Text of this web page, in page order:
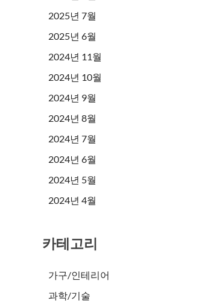
2025년 7월
2025년 6월
2024년 11월
2024년 10월
2024년 9월
2024년 8월
2024년 7월
2024년 6월
2024년 5월
2024년 4월
카테고리
가구/인테리어
과학/기술